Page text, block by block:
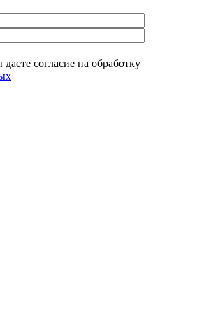
согласие на обработку